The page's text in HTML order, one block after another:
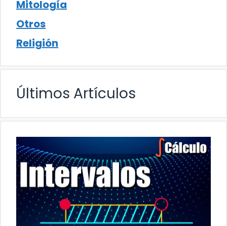
Mitología
Otros
Religión
Últimos Artículos